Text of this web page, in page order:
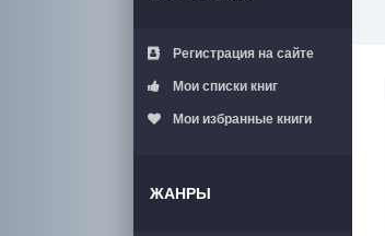
Регистрация на сайте
Мои списки книг
Мои избранные книги
ЖАНРЫ